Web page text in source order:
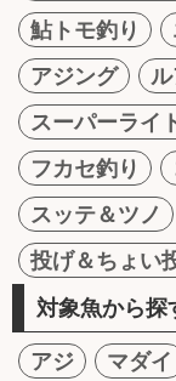
鮎トモ釣り
アジング
スーパーライ
フカセ釣り
スッテ＆ツノ
投げ＆ちょい
対象魚から探
アジ マダイ